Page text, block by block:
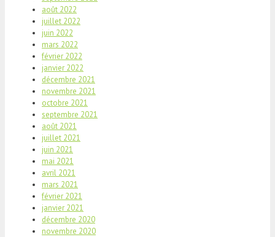
août 2022
juillet 2022
juin 2022
mars 2022
février 2022
janvier 2022
décembre 2021
novembre 2021
octobre 2021
septembre 2021
août 2021
juillet 2021
juin 2021
mai 2021
avril 2021
mars 2021
février 2021
janvier 2021
décembre 2020
novembre 2020